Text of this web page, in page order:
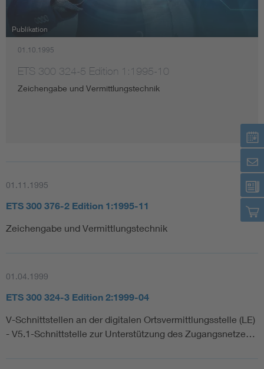
Publikation
01.10.1995
ETS 300 324-5 Edition 1:1995-10
Zeichengabe und Vermittlungstechnik
01.11.1995
ETS 300 376-2 Edition 1:1995-11
Zeichengabe und Vermittlungstechnik
01.04.1999
ETS 300 324-3 Edition 2:1999-04
V-Schnittstellen an der digitalen Ortsvermittlungsstelle (LE)
- V5.1-Schnittstelle zur Unterstützung des Zugangsnetze…